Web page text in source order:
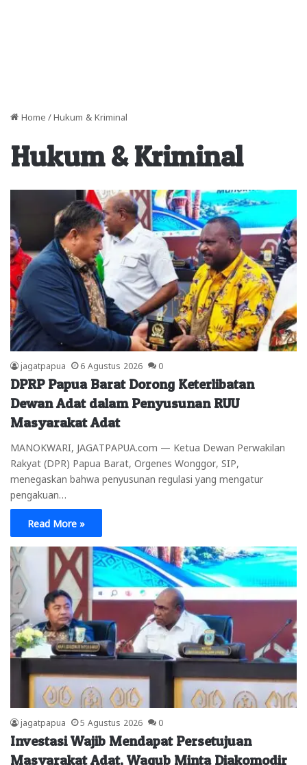
Home / Hukum & Kriminal
Hukum & Kriminal
jagatpapua 6 Agustus 2026 0
DPRP Papua Barat Dorong Keterlibatan
Dewan Adat dalam Penyusunan RUU
Masyarakat Adat
MANOKWARI, JAGATPAPUA.com — Ketua Dewan Perwakilan
Rakyat (DPR) Papua Barat, Orgenes Wonggor, SIP,
menegaskan bahwa penyusunan regulasi yang mengatur
pengakuan…
Read More »
jagatpapua 5 Agustus 2026 0
Investasi Wajib Mendapat Persetujuan
Masyarakat Adat, Wagub Minta Diakomodir